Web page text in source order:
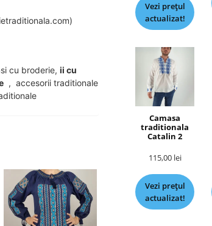
cu broderie, ii cu
, accesorii traditionale
Vezi prețul
actualizat!
Camasa
traditionala
Catalin 2
115,00 lei
Vezi prețul
actualizat!